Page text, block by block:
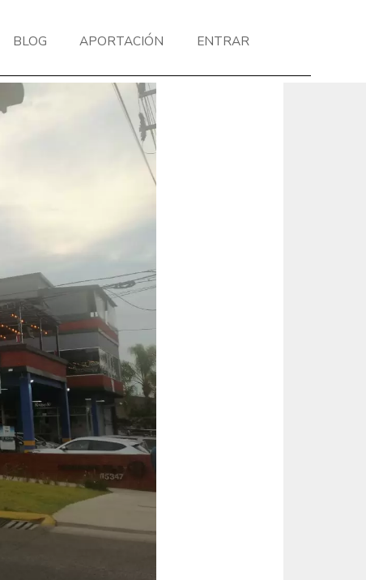
BLOG APORTACIÓN ENTRAR